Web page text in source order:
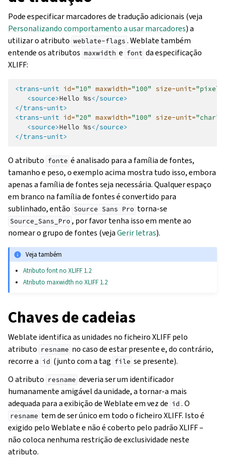
Pode especificar marcadores de tradução adicionais (veja
Personalizando comportamento a usar marcadores) a
utilizar o atributo weblate-flags . Weblate também
entende os atributos maxwidth e font da especificação
XLIFF:
<trans-unit id="10" maxwidth="100" size-unit="pixel"
<source>Hello %s</source>
</trans-unit>
<trans-unit id="20" maxwidth="100" size-unit="char"
<source>Hello %s</source>
</trans-unit>
O atributo fonte é analisado para a família de fontes,
tamanho e peso, o exemplo acima mostra tudo isso, embora
apenas a família de fontes seja necessária. Qualquer espaço
em branco na família de fontes é convertido para
sublinhado, então Source Sans Pro torna-se
Source_Sans_Pro , por favor tenha isso em mente ao
nomear o grupo de fontes (vejaGerir letras).
Veja também
Atributo font no XLIFF 1.2
Atributo maxwidth no XLIFF 1.2
Chaves de cadeias
Weblate identifica as unidades no ficheiro XLIFF pelo
atributo resname no caso de estar presente e, do contrário,
recorre a id (junto com a tag file se presente).
O atributo resname deveria ser um identificador
humanamente amigável da unidade, a tornar-a mais
adequada para a exibição de Weblate em vez de id . O
resname tem de ser único em todo o ficheiro XLIFF. Isto é
exigido pelo Weblate e não é coberto pelo padrão XLIFF –
não coloca nenhuma restrição de exclusividade neste
atributo.